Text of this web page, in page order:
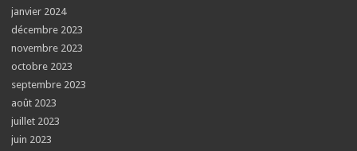
janvier 2024
décembre 2023
novembre 2023
octobre 2023
septembre 2023
août 2023
juillet 2023
juin 2023